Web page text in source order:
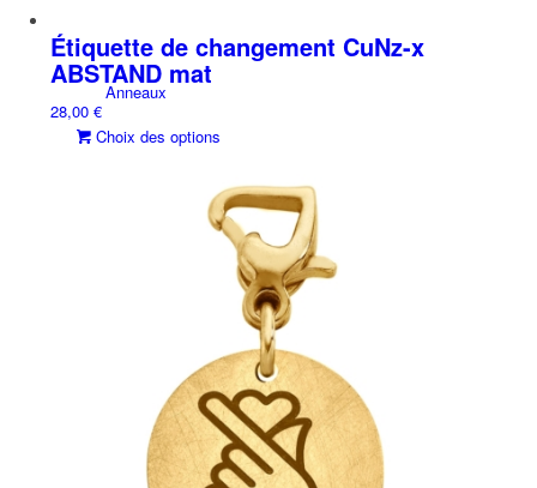
Anneaux
Boucles d’oreilles
du
produit
peuvent
être
du
produit
plusieurs
être
choisies
sur
la
page
du
produit
Étiquette de changement CuNz-x
ABSTAND mat
28,00€
Choix des options
a
plusieurs
variations.
Les
options
peuvent
être
choisies
sur
la
page
du